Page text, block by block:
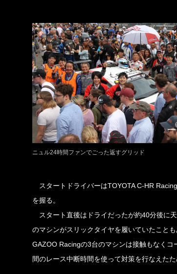
ニュル24時間ファンでごった返すグリッド
スタートドライバーはTOYOTA C-HR
を握る。
スタート直後はドライだったが約40分後に
のマシンがスリックタイヤを履いていたこと
GAZOO Racingの3台のマシンは接触もなく
間のレース中断時間を使って対策を行なえた